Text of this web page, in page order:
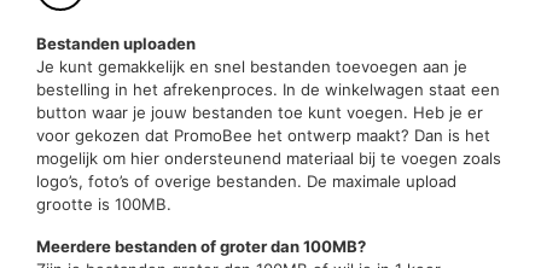
Bestanden uploaden
Je kunt gemakkelijk en snel bestanden toevoegen aan je
bestelling in het afrekenproces. In de winkelwagen staat een
button waar je jouw bestanden toe kunt voegen. Heb je er
voor gekozen dat PromoBee het ontwerp maakt? Dan is het
mogelijk om hier ondersteunend materiaal bij te voegen zoals
logo’s, foto’s of overige bestanden. De maximale upload
grootte is 100MB.
Meerdere bestanden of groter dan 100MB?